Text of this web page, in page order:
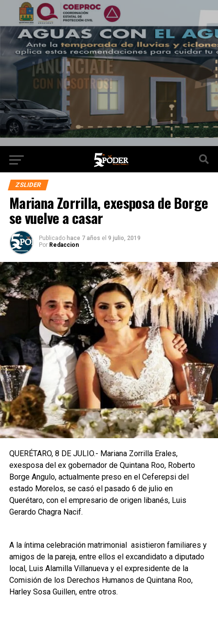
ZSLIDER
Mariana Zorrilla, exesposa de Borge
se vuelve a casar
Publicado hace 7 años el 9 julio, 2019
Por Redaccion
QUERÉTARO, 8 DE JULIO.- Mariana Zorrilla Erales,
exesposa del ex gobernador de Quintana Roo, Roberto
Borge Angulo, actualmente preso en el Ceferepsi del
estado Morelos, se casó el pasado 6 de julio en
Querétaro, con el empresario de origen libanés, Luis
Gerardo Chagra Nacif.
A la íntima celebración matrimonial asistieron familiares y
amigos de la pareja, entre ellos el excandidato a diputado
local, Luis Alamilla Villanueva y el expresidente de la
Comisión de los Derechos Humanos de Quintana Roo,
Harley Sosa Guillen, entre otros.